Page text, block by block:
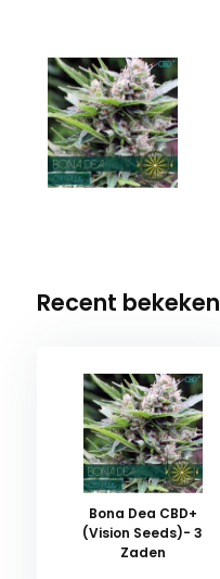
Recent bekeken
Bona Dea CBD+
(Vision Seeds)- 3
Zaden